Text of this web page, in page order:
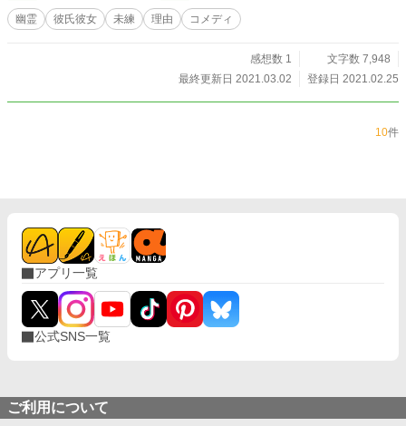
幽霊 彼氏彼女 未練 理由 コメディ
感想数 1
文字数 7,948
最終更新日 2021.03.02
登録日 2021.02.25
10件
アプリ一覧
公式SNS一覧
ご利用について